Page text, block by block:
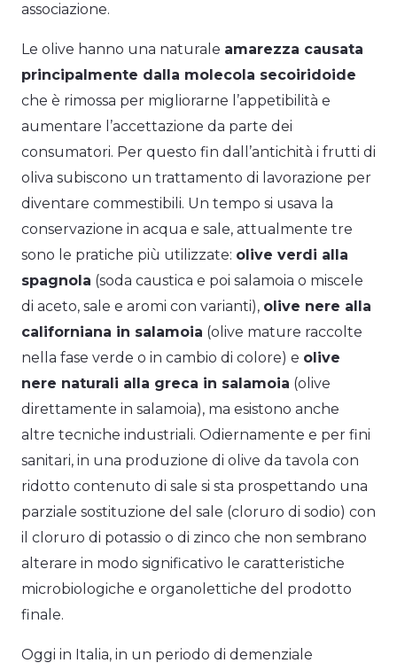
associazione.
Le olive hanno una naturale amarezza causata
principalmente dalla molecola secoiridoide
che è rimossa per migliorarne l’appetibilità e
aumentare l’accettazione da parte dei
consumatori. Per questo fin dall’antichità i frutti di
oliva subiscono un trattamento di lavorazione per
diventare commestibili. Un tempo si usava la
conservazione in acqua e sale, attualmente tre
sono le pratiche più utilizzate: olive verdi alla
spagnola (soda caustica e poi salamoia o miscele
di aceto, sale e aromi con varianti), olive nere alla
californiana in salamoia (olive mature raccolte
nella fase verde o in cambio di colore) e olive
nere naturali alla greca in salamoia (olive
direttamente in salamoia), ma esistono anche
altre tecniche industriali. Odiernamente e per fini
sanitari, in una produzione di olive da tavola con
ridotto contenuto di sale si sta prospettando una
parziale sostituzione del sale (cloruro di sodio) con
il cloruro di potassio o di zinco che non sembrano
alterare in modo significativo le caratteristiche
microbiologiche e organolettiche del prodotto
finale.
Oggi in Italia, in un periodo di demenziale